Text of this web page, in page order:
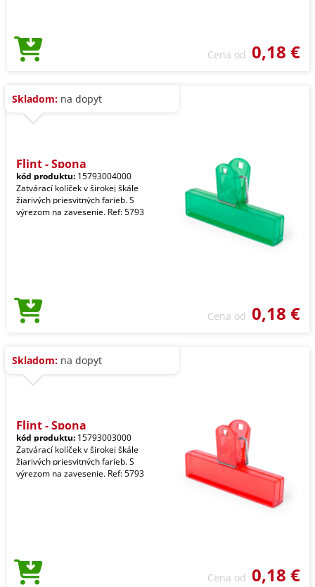
Cena od 0,18 €
Skladom: na dopyt
Flint - Spona
kód produktu: 15793004000
Zatvárací kolíček v širokej škále
žiarivých priesvitných farieb. S
výrezom na zavesenie. Ref: 5793
Cena od 0,18 €
Skladom: na dopyt
Flint - Spona
kód produktu: 15793003000
Zatvárací kolíček v širokej škále
žiarivých priesvitných farieb. S
výrezom na zavesenie. Ref: 5793
Cena od 0,18 €